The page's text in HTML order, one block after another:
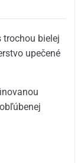
bielej
upečené